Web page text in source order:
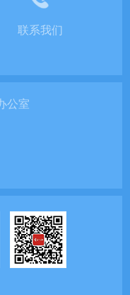
联系我们
公室